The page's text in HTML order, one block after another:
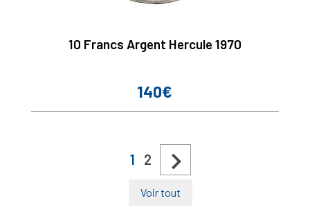
10 Francs Argent Hercule 1970
Prix
140€
1 2 
Voir tout